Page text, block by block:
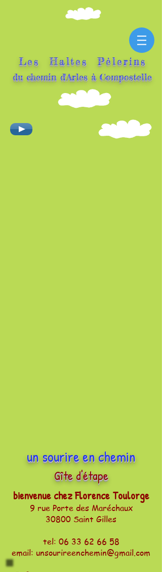
Les Haltes Pèlerins
du chemin d'Arles à Compostelle
un sourire en chemin
Gîte d'étape
bienvenue chez Florence Toulorge
9 rue Porte des Maréchaux
30800 Saint Gilles
tel: 06 33 62 66 58
email: unsourireenchemin@gmail.com